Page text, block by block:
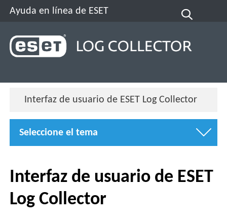
Ayuda en línea de ESET
Interfaz de usuario de ESET Log Collector
Seleccione el tema
Interfaz de usuario de ESET
Log Collector